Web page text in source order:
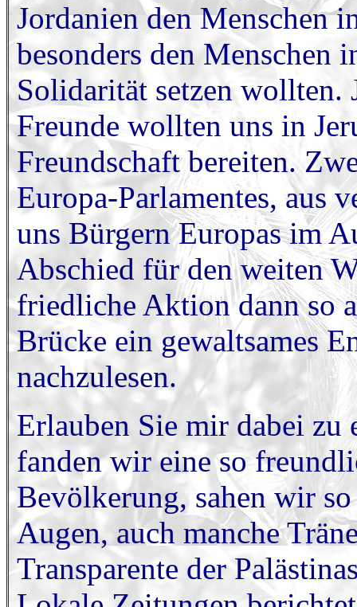
Jordanien den Menschen
besonders den Menschen
Solidarität setzen wollten.
Freunde wollten uns in
Freundschaft bereiten.
Europa-Parlamentes, aus
uns Bürgern Europas im
Abschied für den weiten
friedliche Aktion dann so
Brücke ein gewaltsames
nachzulesen.
Erlauben Sie mir dabei zu
fanden wir eine so
Bevölkerung, sahen wir
Augen, auch manche
Transparente der